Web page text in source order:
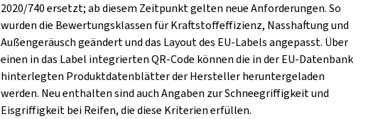
2020/740 ersetzt; ab diesem Zeitpunkt gelten neue Anforderungen. So
wurden die Bewertungsklassen für Kraftstoffeffizienz, Nasshaftung und
Außengeräusch geändert und das Layout des EU-Labels angepasst. Über
einen in das Label integrierten QR-Code können die in der EU-Datenbank
hinterlegten Produktdatenblätter der Hersteller heruntergeladen
werden. Neu enthalten sind auch Angaben zur Schneegriffigkeit und
Eisgriffigkeit bei Reifen, die diese Kriterien erfüllen.